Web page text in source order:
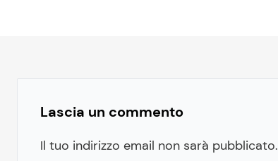
Lascia un commento
Il tuo indirizzo email non sarà pubblicato.